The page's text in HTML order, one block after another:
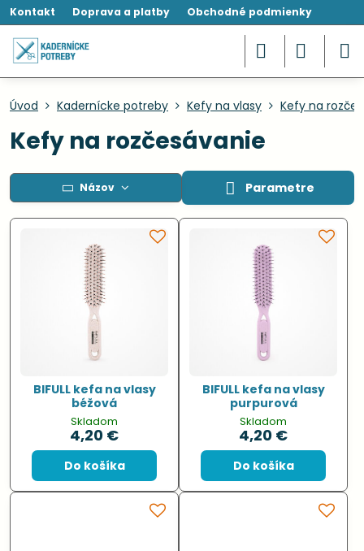
Kontakt Doprava a platby Obchodné podmienky
Úvod Kadernícke potreby Kefy na vlasy Kefy na
Kefy na rozčesávanie
Názov Parametre
BIFULL kefa na vlasy
béžová
Skladom
4,20 €
Do košíka
BIFULL kefa na vlasy
purpurová
Skladom
4,20 €
Do košíka